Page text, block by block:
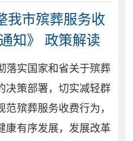
我市殡葬服务收
知》 政策解读
落实国家和省关于殡葬
决策部署，切实减轻群
范殡葬服务收费行为，
康有序发展，发展改革